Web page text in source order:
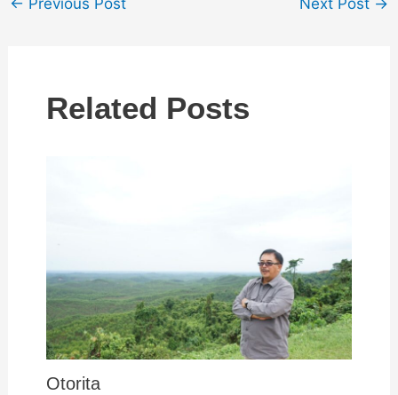
Related Posts
Otorita